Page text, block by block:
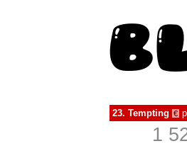
23. Tempting €
1